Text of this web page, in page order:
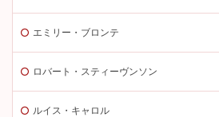
エミリー・ブロンテ
ロバート・スティーヴンソン
ルイス・キャロル